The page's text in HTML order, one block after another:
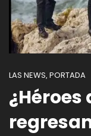
LAS NEWS, PORTADA
¿Héroes